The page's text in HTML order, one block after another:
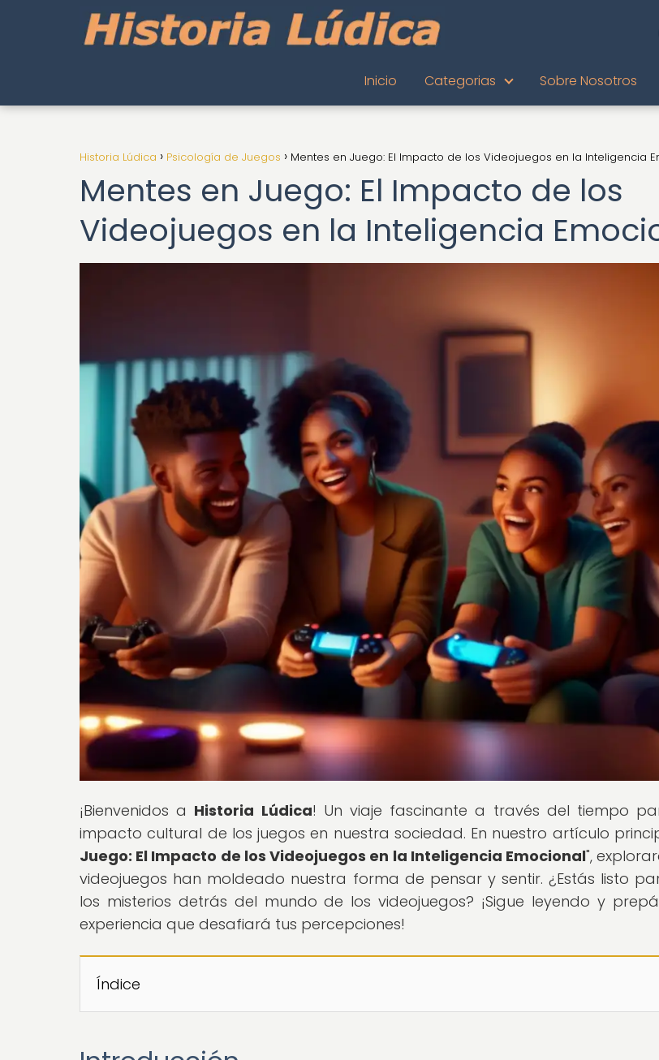
Inicio Categorias Sobre Nosotros
Historia Lúdica Psicología de Juegos Mentes en Juego: El Impacto de los Videojuegos en la Inteligencia
Mentes en Juego: El Impacto de los
Videojuegos en la Inteligencia
¡Bienvenidos a Historia Lúdica! Un viaje fascinante a través del tiempo
impacto cultural de los juegos en nuestra sociedad. En nuestro artículo
Juego: El Impacto de los Videojuegos en la Inteligencia Emocional",
videojuegos han moldeado nuestra forma de pensar y sentir. ¿Estás listo
los misterios detrás del mundo de los videojuegos? ¡Sigue leyendo y
experiencia que desafiará tus percepciones!
Índice